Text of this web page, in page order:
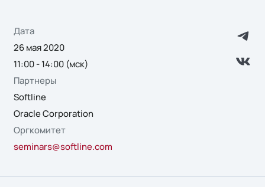
Дата
26 мая 2020
11:00 - 14:00 (мск)
Партнеры
Softline
Oracle Corporation
Оргкомитет
seminars@softline.com